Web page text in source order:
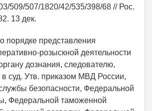
509/507/1820/42/535/398/68 // Рос.
13 дек.
порядке представления
розыскной деятельности
дознания, следователю,
в суд. Утв. приказом МВД России,
безопасности, Федеральной
Федеральной таможенной